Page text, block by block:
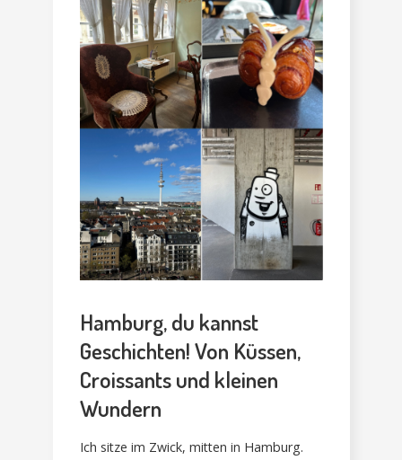
Hamburg, du kannst
Geschichten! Von Küssen,
Croissants und kleinen
Wundern
Ich sitze im Zwick, mitten in Hamburg.